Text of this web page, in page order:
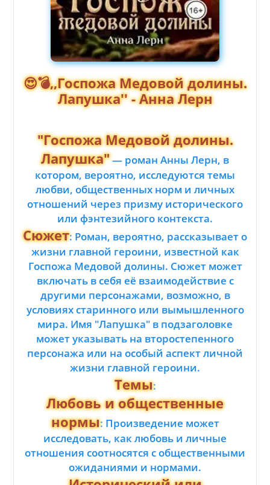
😍💣,,Госпожа Медовой долины.
Лапушка'' - Анна Лерн
"Госпожа Медовой долины.
Лапушка"— роман Анны Лерн, в
котором, вероятно, исследуются темы
любви, общественных норм и личных
отношений через призму исторического
или фэнтезийного контекста.
Сюжет: Роман, вероятно, рассказывает о
жизни главной героини, известной как
Госпожа Медовой долины. Сюжет может
включать в себя её взаимодействие с
другими персонажами, возможно, в
условиях старинного или вымышленного
мира. Имя "Лапушка" в подзаголовке
может указывать на второстепенного
персонажа или на особый аспект личной
жизни главной героини.
Темы:
Любовь и общественные
нормы: Произведение может
исследовать, как любовь и личные
отношения соотносятся с общественными
ожиданиями и нормами.